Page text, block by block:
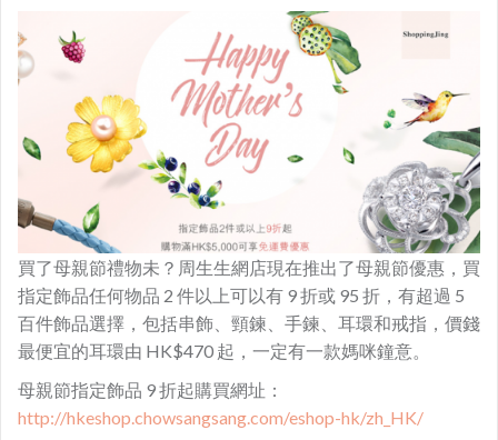
買了母親節禮物未？周生生網店現在推出了母親節優惠，買
指定飾品任何物品 2 件以上可以有 9 折或 95 折，有超過 5
百件飾品選擇，包括串飾、頸鍊、手鍊、耳環和戒指，價錢
最便宜的耳環由 HK$470 起，一定有一款媽咪鐘意。
母親節指定飾品 9 折起購買網址：
http://hkeshop.chowsangsang.com/eshop-hk/zh_HK/